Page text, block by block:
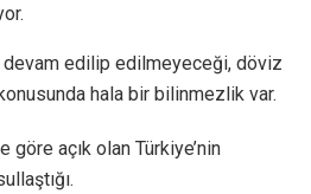
devam edilip edilmeyeceği, döviz
hala bir bilinmezlik var.
açık olan Türkiye’nin